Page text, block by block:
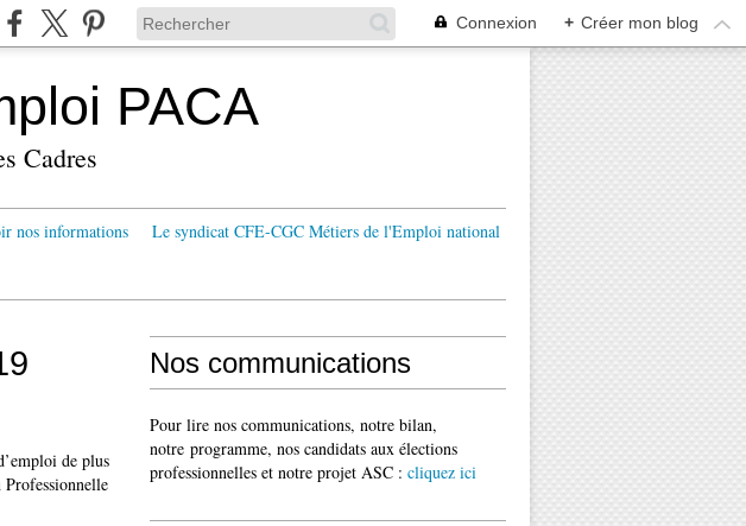
Connexion + Créer mon blog
PACA
Cadres
nos informations
Le syndicat CFE-CGC Métiers de l'Emploi national
de plus
Nos communications
Pour lire nos communications, notre bilan,
notre programme, nos candidats aux élections
professionnelles et notre projet ASC : cliquez ici